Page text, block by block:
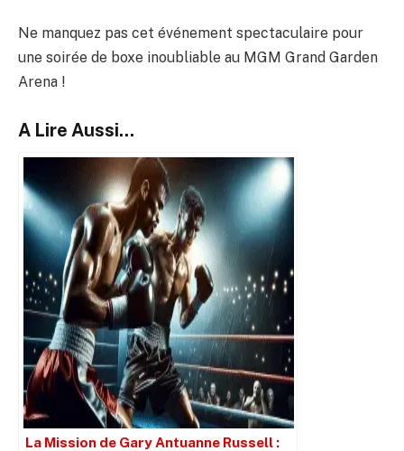
Ne manquez pas cet événement spectaculaire pour
une soirée de boxe inoubliable au MGM Grand Garden
Arena !
A Lire Aussi...
La Mission de Gary Antuanne Russell :